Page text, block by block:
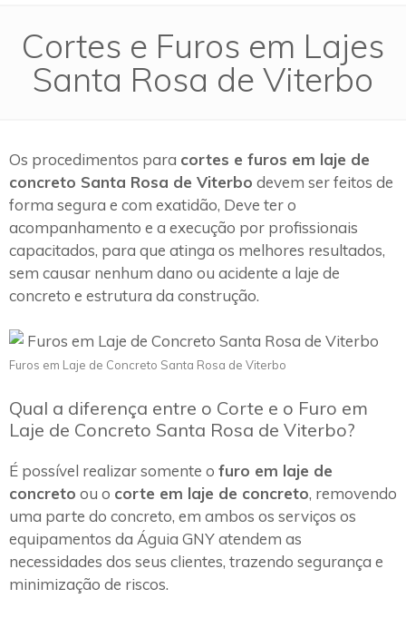
Cortes e Furos em Lajes
Santa Rosa de Viterbo
Os procedimentos para cortes e furos em laje de
concreto Santa Rosa de Viterbo devem ser feitos de
forma segura e com exatidão, Deve ter o
acompanhamento e a execução por profissionais
capacitados, para que atinga os melhores resultados,
sem causar nenhum dano ou acidente a laje de
concreto e estrutura da construção.
Furos em Laje de Concreto Santa Rosa de Viterbo
Qual a diferença entre o Corte e o Furo em
Laje de Concreto Santa Rosa de Viterbo?
É possível realizar somente o furo em laje de
concreto ou o corte em laje de concreto, removendo
uma parte do concreto, em ambos os serviços os
equipamentos da Águia GNY atendem as
necessidades dos seus clientes, trazendo segurança e
minimização de riscos.